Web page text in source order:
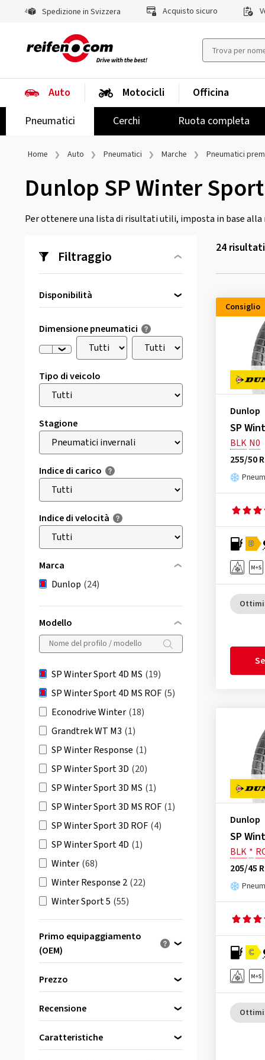
Spedizione in Svizzera Acquisto sicuro
Auto
Pneumatici
Cerchi Ruota completa
Motocicli Officina
Home Auto Pneumatici Marche Pneumatici
Dunlop SP Winter
Per ottenere una lista di risultati utili, imposta in base
Filtraggio
Disponibilità
Dimensione pneumatici
Tipo di veicolo
Stagione
Indice di carico
Indice di velocità
Marca
Dunlop (24)
Modello
SP Winter Sport 4D MS (19)
SP Winter Sport 4D MS ROF (5)
Econodrive Winter (18)
Grandtrek WT M3 (1)
SP Winter Response (1)
SP Winter Sport 3D (20)
SP Winter Sport 3D MS (1)
SP Winter Sport 3D MS ROF (1)
SP Winter Sport 3D ROF (4)
SP Winter Sport 4D (1)
Winter (68)
Winter Response 2 (22)
Winter Sport 5 (55)
Winter Sport 5 SUV(40)
Primo equipaggiamento
(OEM)
Prezzo
von
bis
Recensione
Caratteristiche
24
Consiglio
Dunlop
SP
BLK N0
255/50
D
Dunlop
SP
BLK *
205/45
C